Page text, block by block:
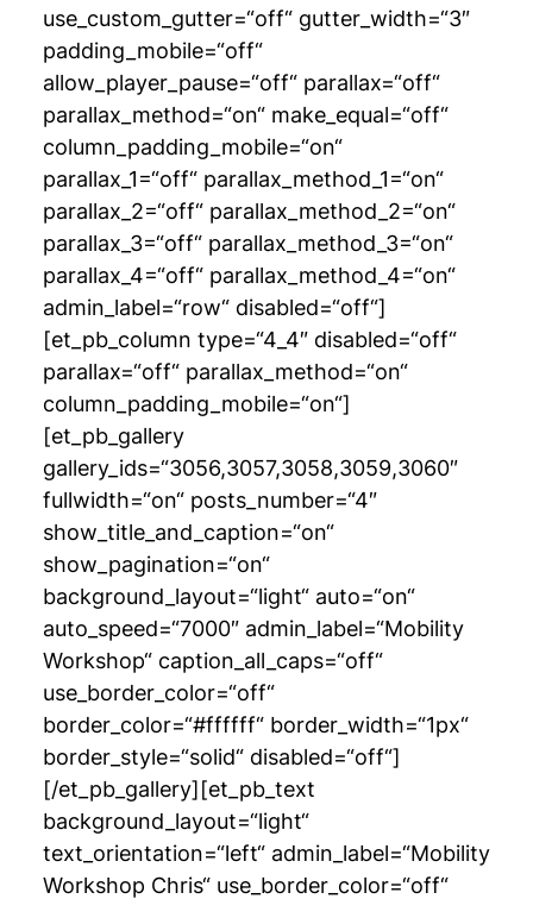
use_custom_gutter=“off“ gutter_width=“3″
padding_mobile=“off“
allow_player_pause=“off“ parallax=“off“
parallax_method=“on“ make_equal=“off“
column_padding_mobile=“on“
parallax_1=“off“ parallax_method_1=“on“
parallax_2=“off“ parallax_method_2=“on“
parallax_3=“off“ parallax_method_3=“on“
parallax_4=“off“ parallax_method_4=“on“
admin_label=“row“ disabled=“off“]
[et_pb_column type=“4_4″ disabled=“off“
parallax=“off“ parallax_method=“on“
column_padding_mobile=“on“]
[et_pb_gallery
gallery_ids=“3056,3057,3058,3059,3060″
fullwidth=“on“ posts_number=“4″
show_title_and_caption=“on“
show_pagination=“on“
background_layout=“light“ auto=“on“
auto_speed=“7000″ admin_label=“Mobility
Workshop“ caption_all_caps=“off“
use_border_color=“off“
border_color=“#ffffff“ border_width=“1px“
border_style=“solid“ disabled=“off“]
[/et_pb_gallery][et_pb_text
background_layout=“light“
text_orientation=“left“ admin_label=“Mobility
Workshop Chris“ use_border_color=“off“